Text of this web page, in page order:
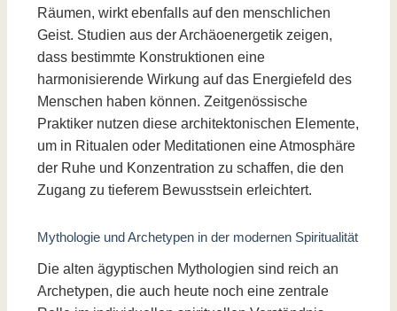
Räumen, wirkt ebenfalls auf den menschlichen
Geist. Studien aus der Archäoenergetik zeigen,
dass bestimmte Konstruktionen eine
harmonisierende Wirkung auf das Energiefeld des
Menschen haben können. Zeitgenössische
Praktiker nutzen diese architektonischen Elemente,
um in Ritualen oder Meditationen eine Atmosphäre
der Ruhe und Konzentration zu schaffen, die den
Zugang zu tieferem Bewusstsein erleichtert.
Mythologie und Archetypen in der modernen Spiritualität
Die alten ägyptischen Mythologien sind reich an
Archetypen, die auch heute noch eine zentrale